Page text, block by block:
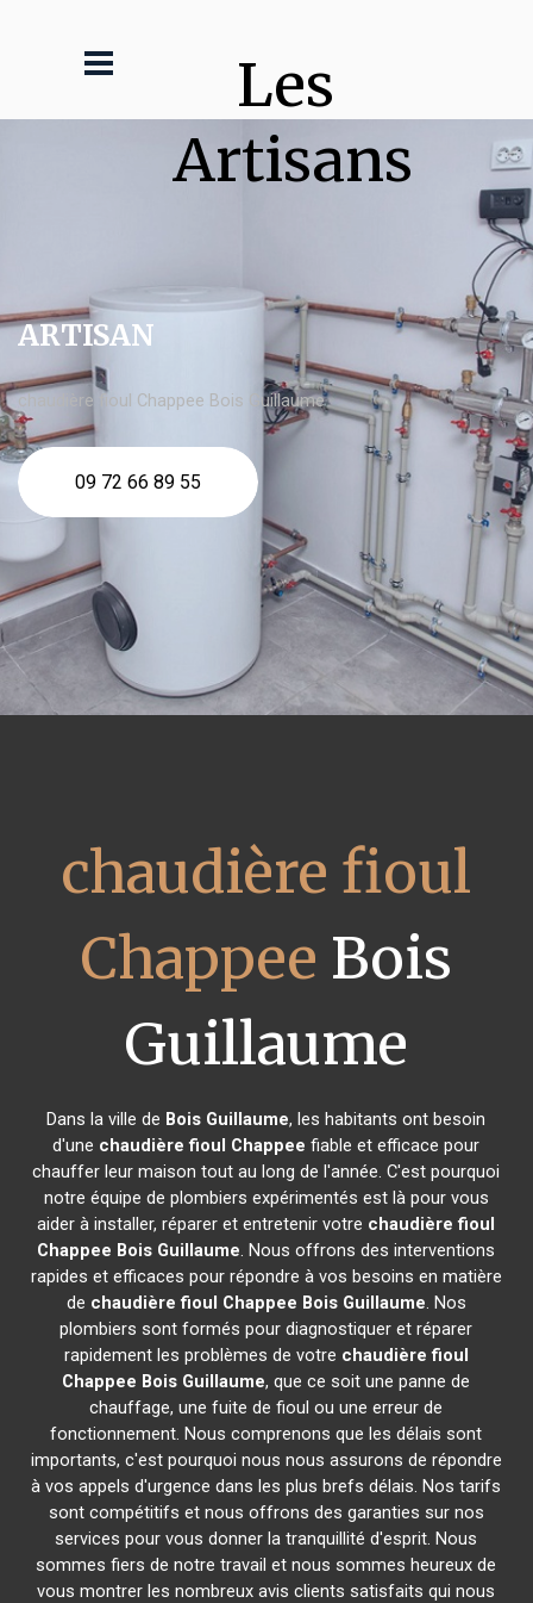
Les
Artisans
ARTISAN
chaudière fioul Chappee Bois Guillaume
09 72 66 89 55
chaudière fioul
Chappee Bois
Guillaume
Dans la ville de Bois Guillaume, les habitants ont besoin
d'une chaudière fioul Chappee fiable et efficace pour
chauffer leur maison tout au long de l'année. C'est pourquoi
notre équipe de plombiers expérimentés est là pour vous
aider à installer, réparer et entretenir votre chaudière fioul
Chappee Bois Guillaume. Nous offrons des interventions
rapides et efficaces pour répondre à vos besoins en matière
de chaudière fioul Chappee Bois Guillaume. Nos
plombiers sont formés pour diagnostiquer et réparer
rapidement les problèmes de votre chaudière fioul
Chappee Bois Guillaume, que ce soit une panne de
chauffage, une fuite de fioul ou une erreur de
fonctionnement. Nous comprenons que les délais sont
importants, c'est pourquoi nous nous assurons de répondre
à vos appels d'urgence dans les plus brefs délais. Nos tarifs
sont compétitifs et nous offrons des garanties sur nos
services pour vous donner la tranquillité d'esprit. Nous
sommes fiers de notre travail et nous sommes heureux de
vous montrer les nombreux avis clients satisfaits qui nous